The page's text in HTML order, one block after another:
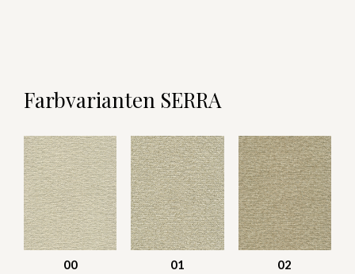
Farbvarianten SERRA
00 01 02